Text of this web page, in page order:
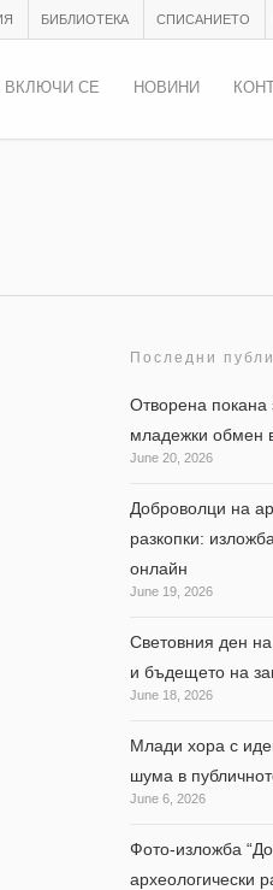
БИБЛИОТЕКА СПИСАНИЕТО
ВКЛЮЧИ СЕ НОВИНИ
Последни
Отворена покана
младежки обмен
June 20, 2026
Доброволци на
разкопки:
онлайн
June 19, 2026
Световния ден
и бъдещето на
June 18, 2026
Млади хора с
шума в
June 6, 2026
Фото-изложба
археологически